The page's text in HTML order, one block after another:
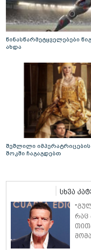
წინასწარმეტყველებები
ახდა
შეშლილი
შოკში ჩაგაგდებთ
სხვა
რაც